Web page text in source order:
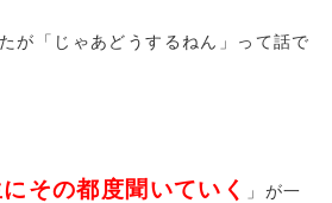
が「じゃあどうするねん」って話で
その都度聞いていく
」が一